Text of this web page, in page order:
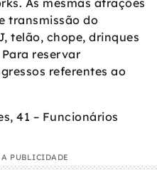
transmissão do
telão, chope, drinques
reservar
referentes ao
41 – Funcionários
PUBLICIDADE